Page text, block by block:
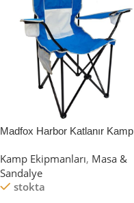
Madfox Harbor Katlanır Kamp
Kamp Ekipmanları, Masa &
Sandalye
stokta